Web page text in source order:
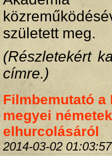
született meg.
(Részletekért
címre.)
Filmbemutató a
megyei németek
elhurcolásáról
2014-03-02 01:03:57